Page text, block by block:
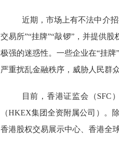
近期， 市场上有不法中介
交易所”“挂牌”“敲锣”， 并提供股
极强的迷惑性。一些企业在“挂牌
严重扰乱金融秩序，威胁人民群
目前， 香港证监会（SFC）
（HKEX集团全资附属公司）。
香港股权交易展示中心、香港全